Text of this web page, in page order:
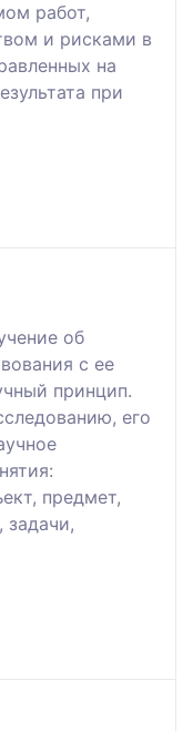
работ,
и рисками в
на
при
об
с ее
принцип.
его
предмет,
задачи,